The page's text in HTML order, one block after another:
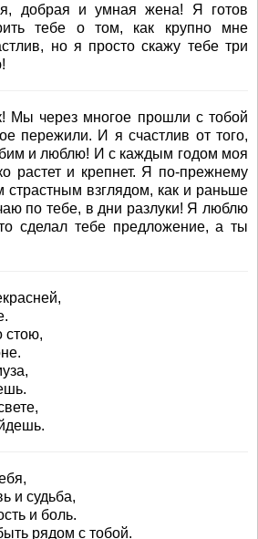
добрая и умная жена! Я готов
тебе о том, как крупно мне
но я просто скажу тебе три
Мы через многое прошли с тобой
пережили. И я счастлив от того,
и люблю! И с каждым годом моя
растет и крепнет. Я по-прежнему
взглядом, как и раньше
по тебе, в дни разлуки! Я люблю
сделал тебе предложение, а ты
стою,
и судьба,
и боль.
рядом с тобой.